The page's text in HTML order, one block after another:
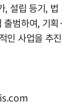
, 설립 등기, 법
범하여, 기획·
인 사업을 추진